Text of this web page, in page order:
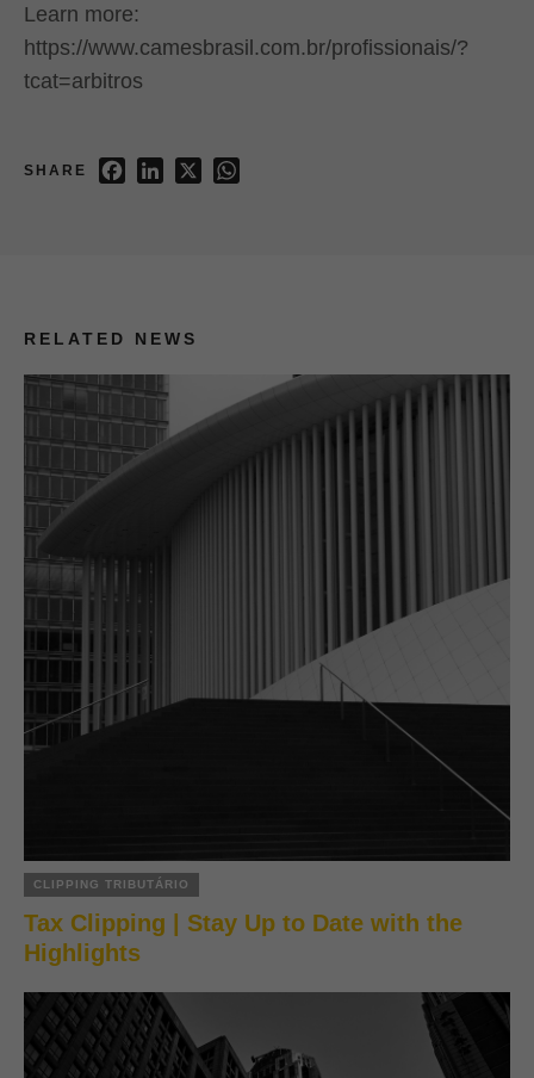
Learn more:
https://www.camesbrasil.com.br/profissionais/?
tcat=arbitros
SHARE FacebookLinkedIn
RELATED NEWS
CLIPPING TRIBUTÁRIO
Tax Clipping | Stay Up to Date with the
Highlights